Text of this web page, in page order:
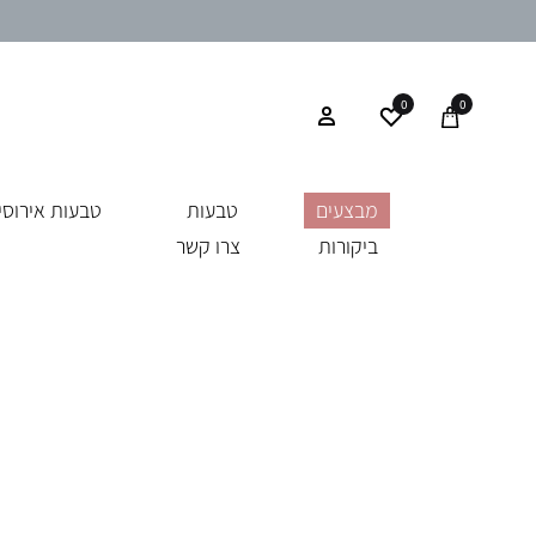
0
0
מבצעים טבעות טבעות
ביקורות
צרו קשר